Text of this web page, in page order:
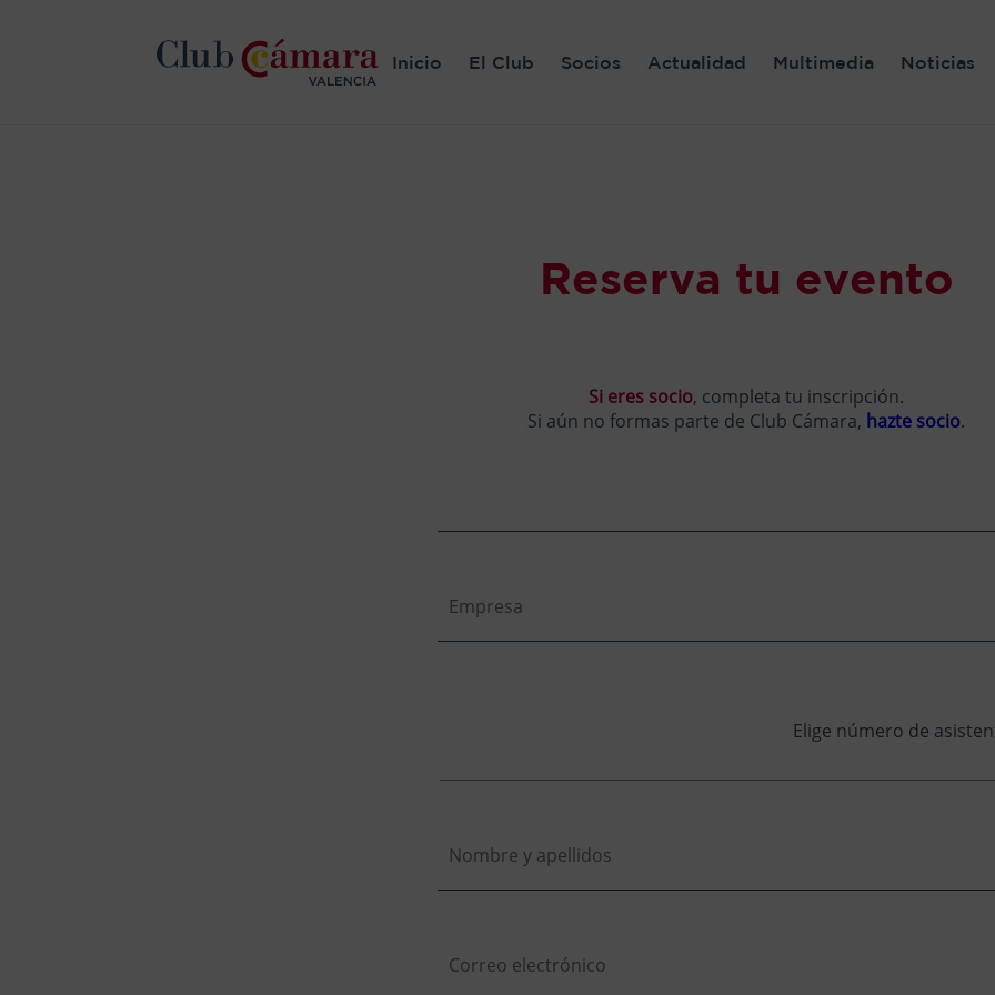
Inicio El Club Socios Actualidad Multimedia Noticias
Reserva tu evento
Si eres socio, completa tu inscripción.
Si aún no formas parte de Club Cámara, hazte socio.
Elige número de